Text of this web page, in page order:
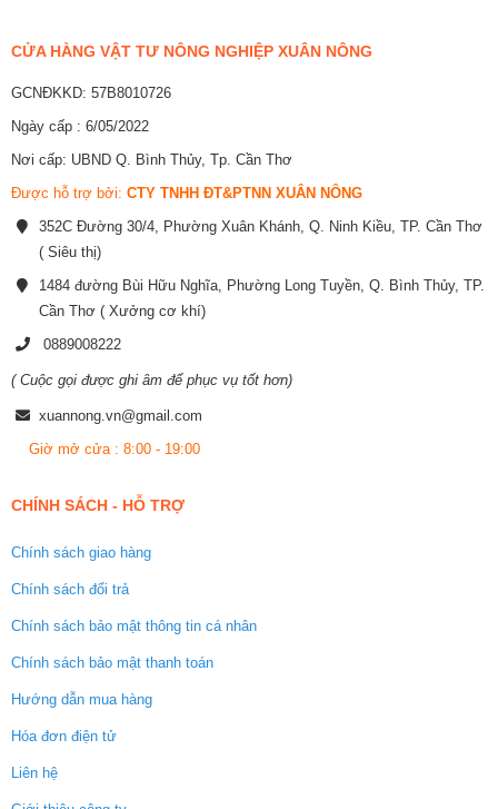
CỬA HÀNG VẬT TƯ NÔNG NGHIỆP XUÂN NÔNG
GCNĐKKD: 57B8010726
Ngày cấp : 6/05/2022
Nơi cấp: UBND Q. Bình Thủy, Tp. Cần Thơ
Được hỗ trợ bởi: CTY TNHH ĐT&PTNN XUÂN NÔNG
352C Đường 30/4, Phường Xuân Khánh, Q. Ninh Kiều, TP. Cần Thơ
( Siêu thị)
1484 đường Bùi Hữu Nghĩa, Phường Long Tuyền, Q. Bình Thủy, TP.
Cần Thơ ( Xưởng cơ khí)
0889008222
( Cuộc gọi được ghi âm để phục vụ tốt hơn)
xuannong.vn@gmail.com
Giờ mở cửa : 8:00 - 19:00
CHÍNH SÁCH - HỖ TRỢ
Chính sách giao hàng
Chính sách đổi trả
Chính sách bảo mật thông tin cá nhân
Chính sách bảo mật thanh toán
Hướng dẫn mua hàng
Hóa đơn điện tử
Liên hệ